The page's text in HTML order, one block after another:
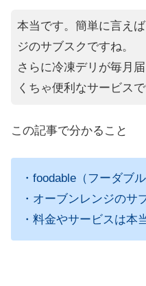
本当です。簡単に言え
ジのサブスクですね。
さらに冷凍デリが毎月
くちゃ便利なサービスで
この記事で分かること
・foodable（フーダブ
・オーブンレンジのサ
・料金やサービスは本